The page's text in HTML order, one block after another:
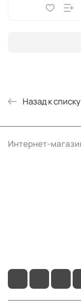
Назад к списку
Интернет-